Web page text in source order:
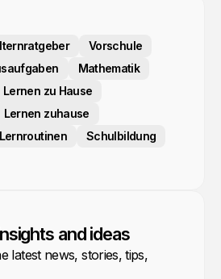
Vorschule
Mathematik
Lernen zu Hause
Lernen zuhause
Lernroutinen
Schulbildung
and ideas
latest news, stories, tips,